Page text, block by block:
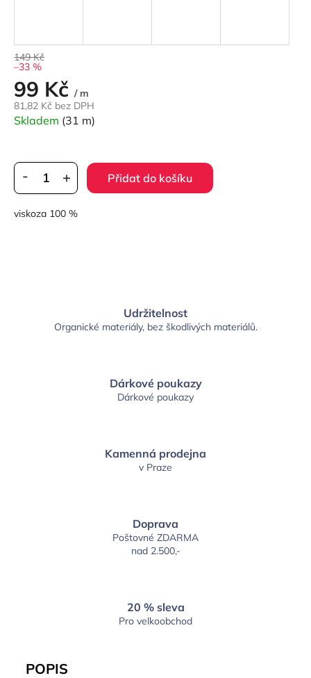
149 Kč
–33 %
99 Kč / m
81,82 Kč bez DPH
Měrná
cena:
Skladem (31 m)
Přidat do košíku
viskoza 100 %
Udržitelnost
Organické materiály, bez škodlivých materiálů.
Dárkové poukazy
Dárkové poukazy
Kamenná prodejna
v Praze
Doprava
Poštovné ZDARMA
nad 2.500,-
20 % sleva
Pro velkoobchod
POPIS